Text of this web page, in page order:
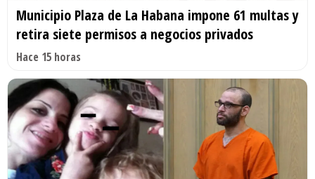
Municipio Plaza de La Habana impone 61 multas y
retira siete permisos a negocios privados
Hace 15 horas